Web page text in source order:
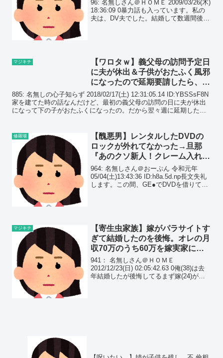
96: 名無しさん＠ＨＯＭＥ 2009/03/26(木)
18:36:09 0暴力話も入っています。私の
夫は、DV夫でした。結婚して数週間後に
マジキチ
【ワロタｗ】義父母の訪問予定日
に夫が休出＆子供がおたふく風邪
になったので延期要請したら、怒
鳴られて強引に訪問された…
885: 名無しの心子知らず 2018/02/17(土) 12:31:05.14 ID:YBSSsF8N
家を建てた時の話なんだけど、最初の義父母の訪問の日に夫が休出
になって下の子がおたふくになったの。だから翌々週に延期したい
修羅場
【醜悪男】レンタルしたDVDの
ロックが外れてなかった→旦那
『あのクソ新人！クレーム入れて
やる！』と激怒し、店に電話する
と…
964: 名無しさん＠おーぷん 令和元年
05/04(土)13:43:36 ID:h8a.5d.np長文失礼
します。この間、GE●でDVDを借りてき
マジキチ
【寄生虫家族】嫁がパラサイトす
ぎて結婚したのを後悔。オレの月
収70万のうち60万を嫁実家に渡
してるんだが、もう限界かも…
941： 名無しさん＠ＨＯＭＥ
2012/12/23(日) 02:05:42.63 0俺(38)は去
年結婚したが後悔してるまず嫁(24)がパ